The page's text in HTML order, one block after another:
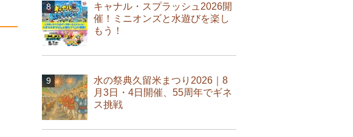
キャナル・スプラッシュ2026開
催！ミニオンズと水遊びを楽し
もう！
水の祭典久留米まつり2026｜8
月3日・4日開催、55周年でギネ
ス挑戦